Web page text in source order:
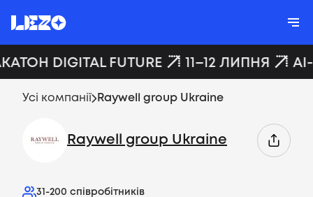
DIGITAL FUTURE 11–12 ЛИПНЯ
Усі компанії Raywell group Ukraine
Raywell group Ukraine
31-200 співробітників